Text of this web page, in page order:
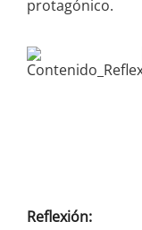
protagónico.
Reflexión: